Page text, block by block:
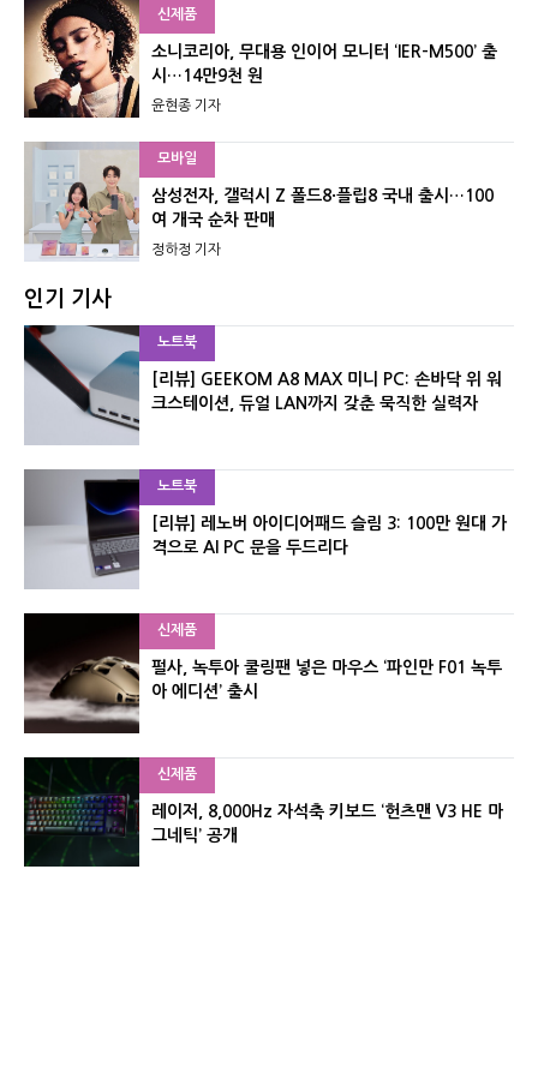
신제품
소니코리아, 무대용 인이어 모니터 ‘IER-M500’ 출
시…14만9천 원
윤현종 기자
모바일
삼성전자, 갤럭시 Z 폴드8·플립8 국내 출시…100
여 개국 순차 판매
정하정 기자
인기 기사
노트북
[리뷰] GEEKOM A8 MAX 미니 PC: 손바닥 위 워
크스테이션, 듀얼 LAN까지 갖춘 묵직한 실력자
노트북
[리뷰] 레노버 아이디어패드 슬림 3: 100만 원대 가
격으로 AI PC 문을 두드리다
신제품
펄사, 녹투아 쿨링팬 넣은 마우스 ‘파인만 F01 녹투
아 에디션’ 출시
신제품
레이저, 8,000Hz 자석축 키보드 ‘헌츠맨 V3 HE 마
그네틱’ 공개